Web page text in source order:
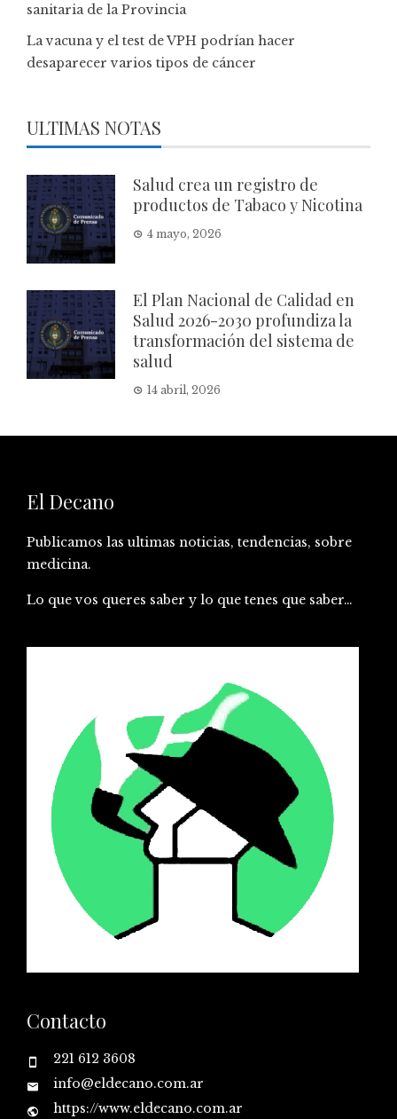
sanitaria de la Provincia
La vacuna y el test de VPH podrían hacer
desaparecer varios tipos de cáncer
ULTIMAS NOTAS
Salud crea un registro de
productos de Tabaco y Nicotina
4 mayo, 2026
El Plan Nacional de Calidad en
Salud 2026-2030 profundiza la
transformación del sistema de
salud
14 abril, 2026
El Decano
Publicamos las ultimas noticias, tendencias, sobre
medicina.
Lo que vos queres saber y lo que tenes que saber…
Contacto
221 612 3608
info@eldecano.com.ar
https://www.eldecano.com.ar